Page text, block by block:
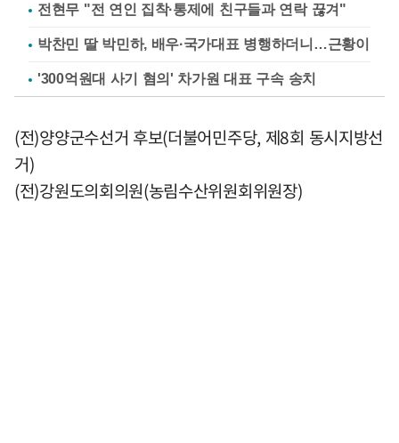
전현무 "전 연인 집착·통제에 친구들과 연락 끊겨"
박찬민 딸 박민하, 배우·국가대표 병행하더니…근황이
'300억원대 사기 혐의' 차가원 대표 구속 송치
(전)양양군수선거 후보(더불어민주당, 제8회 동시지방선
거)
(전)강원도의회의원(농림수산위원회위원장)